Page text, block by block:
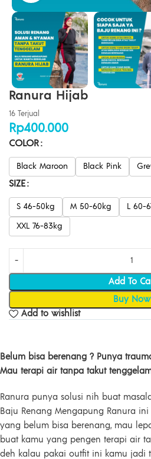
Ranura Hijab
16 Terjual
Rp400.000
COLOR
Black Maroon Black Pink
SIZE
S 46-50kg M 50-60kg L 60-
XXL 76-83kg
Add To
Buy Now
Add to wishlist
Belum bisa berenang ? Punya
Mau terapi air tanpa takut
Ranura punya solusi nih buat
Baju Renang Mengapung Ranura
yang belum bisa berenang, mau
buat kamu yang pengen terapi air
deh kalau pakai outfit ini kamu jadi